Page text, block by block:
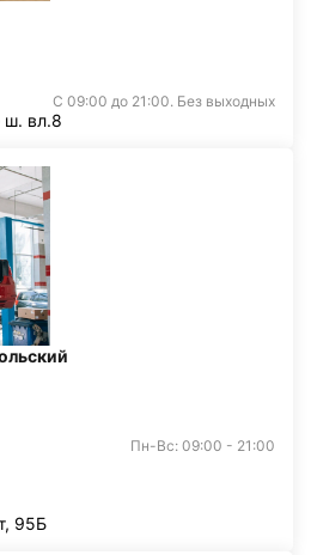
С 09:00 до 21:00. Без выходных
ш. вл.8
Пн-Вс: 09:00 - 21:00
95Б